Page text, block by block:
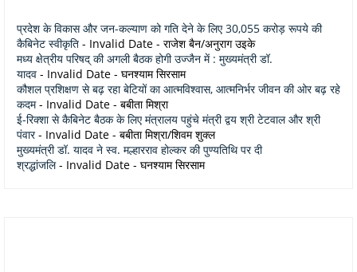
प्रदेश के विकास और जन-कल्याण को गति देने के लिए 30,055 करोड़ रूपये की
कैबिनेट स्वीकृति - Invalid Date - राजेश बैन/अनुराग उइके
मध्य क्षेत्रीय परिषद् की अगली बैठक होगी उज्जैन में : मुख्यमंत्री डॉ.
यादव - Invalid Date - घनश्याम सिरसाम
कौशल प्रशिक्षण से बढ़ रहा बेटियों का आत्मविश्वास, आत्मनिर्भर जीवन की ओर बढ़ रहे
कदम- Invalid Date - बबीता मिश्रा
ई-रिक्शा से कैबिनेट बैठक के लिए मंत्रालय पहुंचे मंत्री द्वय श्री टेटवाल और श्री
पंवार- Invalid Date - बबीता मिश्रा/शिवम शुक्ल
मुख्यमंत्री डॉ. यादव ने स्व. मल्हारराव होल्कर की पुण्यतिथि पर दी
श्रद्धांजलि- Invalid Date - घनश्याम सिरसाम